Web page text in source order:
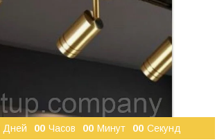
Дней 00 Часов 00 Минут 00 Секунд